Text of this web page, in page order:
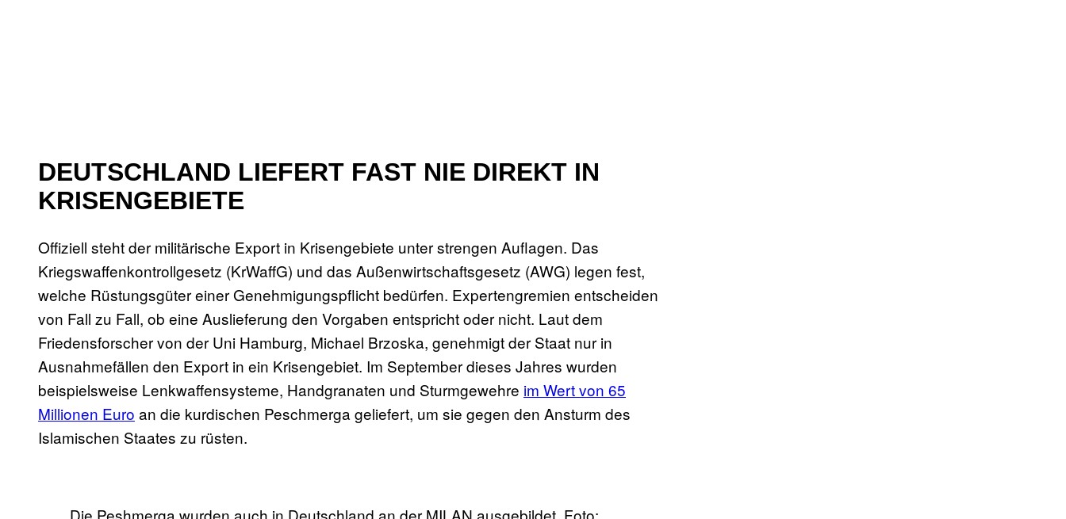
DEUTSCHLAND LIEFERT FAST NIE DIREKT IN
KRISENGEBIETE
Offiziell steht der militärische Export in Krisengebiete unter strengen Auflagen. Das
Kriegswaffenkontrollgesetz (KrWaffG) und das Außenwirtschaftsgesetz (AWG) legen fest,
welche Rüstungsgüter einer Genehmigungspflicht bedürfen. Expertengremien entscheiden
von Fall zu Fall, ob eine Auslieferung den Vorgaben entspricht oder nicht. Laut dem
Friedensforscher von der Uni Hamburg, Michael Brzoska, genehmigt der Staat nur in
Ausnahmefällen den Export in ein Krisengebiet. Im September dieses Jahres wurden
beispielsweise Lenkwaffensysteme, Handgranaten und Sturmgewehre im Wert von 65
Millionen Euro an die kurdischen Peschmerga geliefert, um sie gegen den Ansturm des
Islamischen Staates zu rüsten.